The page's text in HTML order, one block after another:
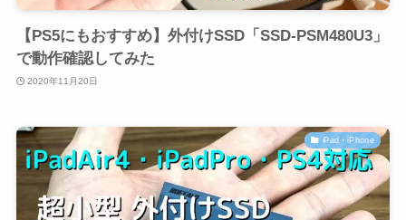
【PS5にもおすすめ】外付けSSD「SSD-PSM480U3」
で動作確認してみた
2020年11月20日
iPad・iPhone